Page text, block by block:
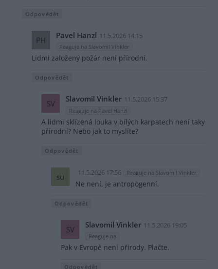
Odpovědět
PH Pavel Hanzl 11.5.2026 14:15
Reaguje na Slavomil Vinkler
Lidmi založený požár není přírodní.
Odpovědět
SV Slavomil Vinkler 11.5.2026 15:37
Reaguje na Pavel Hanzl
A lidmi sklízená louka v bílých karpatech není taky
přírodní? Nebo jak to myslíte?
Odpovědět
su 11.5.2026 17:56 Reaguje na Slavomil Vinkler
Ne není, je antropogenní.
Odpovědět
SV Slavomil Vinkler 11.5.2026 19:05
Reaguje na
Pak v Evropě není přírody. Plačte.
Odpovědět